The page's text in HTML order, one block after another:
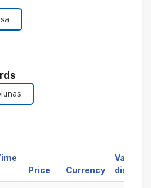
por
Event
Price Ordenar
por
CurrencyOrdenar
por
Vagas